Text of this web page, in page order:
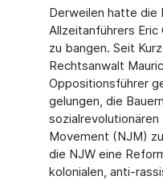
Derweilen hatte die
Allzeitanführers Eric
zu ban­gen. Seit
Rechtsanwalt
Oppositionsführer
gelungen, die
Movement (NJM)
die NJW eine
kolonialen, anti-